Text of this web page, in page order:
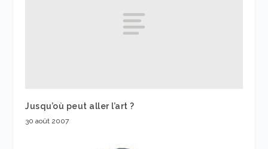
Jusqu’où peut aller l’art ?
30 août 2007